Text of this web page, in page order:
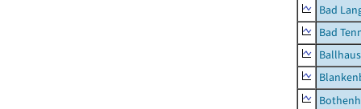
Bad
Bad